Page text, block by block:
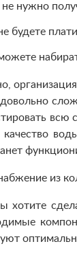
не нужно
будете
организация
всю
качество
из
хотите